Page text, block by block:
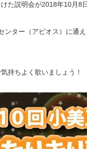
た説明会が2018年10月
ター（アピオス）に通
持ちよく歌いましょう！